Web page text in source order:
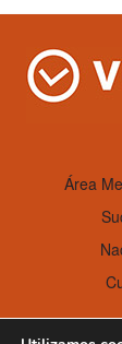
Área